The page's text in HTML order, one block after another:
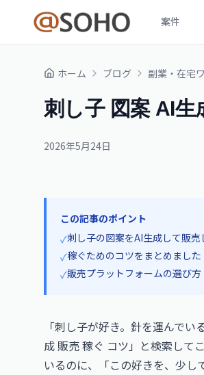
案件
ホーム ブログ 副業・在宅
刺し子 図案 AI生
2026年5月24日
この記事のポイント
✓刺し子の図案をAI生成して販売
✓稼ぐためのコツをまとめました
✓販売プラットフォームの選び方
「刺し子が好き。針を運んで
成 販売 稼ぐ コツ」と検索して
いるのに、「この好きを、少し